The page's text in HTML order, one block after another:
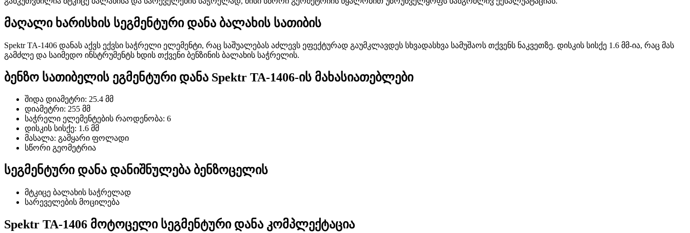
მაღალი ხარისხის სეგმენტური დანა ბალახის სათიბის
Spektr TA-1406 დანას აქვს ექვსი საჭრელი ელემენტი, რაც საშუალებას აძლევს ეფექტურად გაუმკლავდეს სხვადასხვა სამუშაოს თქვენს ნაკვეთზე. დისკის სისქე 1.6 მმ-ია, რაც მას
გამძლე და საიმედო ინსტრუმენტს ხდის თქვენი ბენზინის ბალახის საჭრელის.
ბენზო სათიბელის ეგმენტური დანა Spektr TA-1406-ის მახასიათებლები
შიდა დიამეტრი: 25.4 მმ
დიამეტრი: 255 მმ
საჭრელი ელემენტების რაოდენობა: 6
დისკის სისქე: 1.6 მმ
მასალა: გამყარი ფოლადი
სწორი გეომეტრია
სეგმენტური დანა დანიშნულება ბენზოცელის
მტკიცე ბალახის საჭრელად
სარეველების მოცილება
Spektr TA-1406 მოტოცელი სეგმენტური დანა კომპლექტაცია